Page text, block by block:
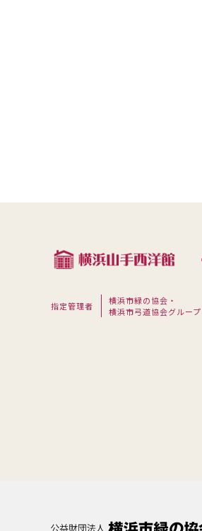
指定管理者
横浜市緑の協会・
横浜市弓道協会グループ